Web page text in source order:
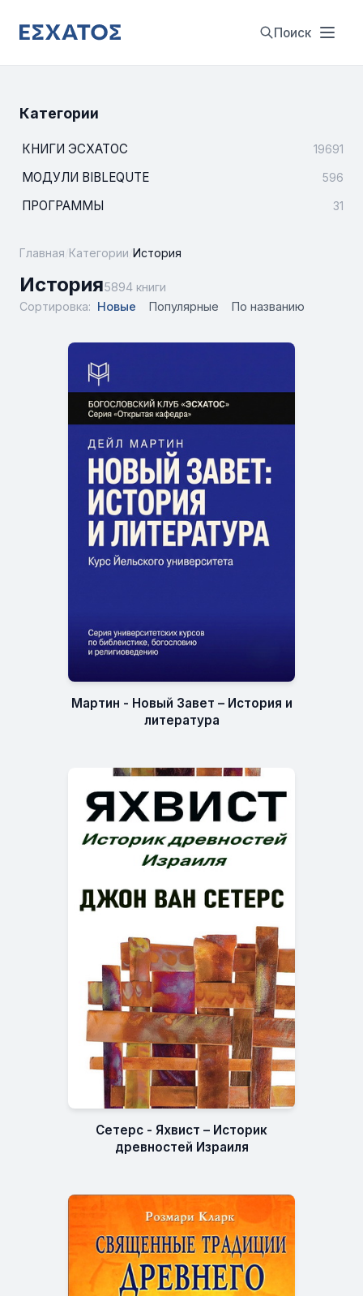
Поиск
Категории
КНИГИ ЭСХАТОС 19691
МОДУЛИ BIBLEQUTE 596
ПРОГРАММЫ 31
Главная Категории История
История5894 книги
Сортировка: Новые Популярные По названию
Мартин - Новый Завет – История и
литература
Сетерс - Яхвист – Историк
древностей Израиля